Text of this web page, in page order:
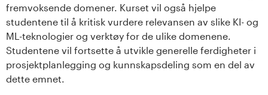
t
e
t
fremvoksende domener. Kurset vil også hjelpe
studentene til å kritisk vurdere relevansen av slike KI- og
ML-teknologier og verktøy for de ulike domenene.
Studentene vil fortsette å utvikle generelle ferdigheter i
prosjektplanlegging og kunnskapsdeling som en del av
dette emnet.